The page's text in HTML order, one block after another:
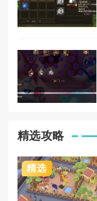
精选攻略
精选